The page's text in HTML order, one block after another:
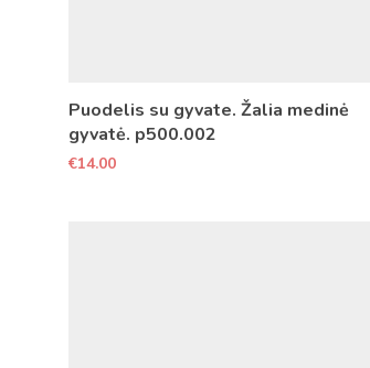
Puodelis su gyvate. Žalia medinė
gyvatė. p500.002
€14.00